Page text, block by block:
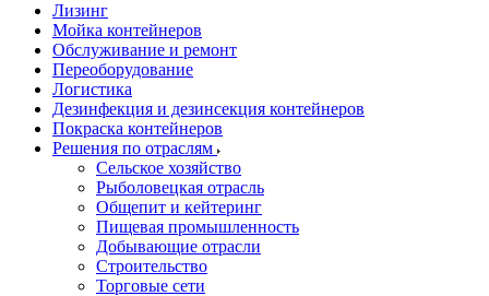
Лизинг
Мойка контейнеров
Обслуживание и ремонт
Переоборудование
Логистика
Дезинфекция и дезинсекция контейнеров
Покраска контейнеров
Решения по отраслям
Сельское хозяйство
Рыболовецкая отрасль
Общепит и кейтеринг
Пищевая промышленность
Добывающие отрасли
Строительство
Торговые сети